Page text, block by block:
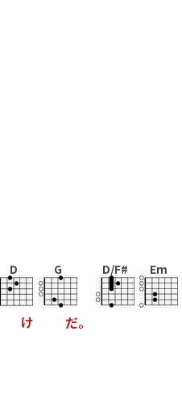
D
け
G
だ。
D/F# Em